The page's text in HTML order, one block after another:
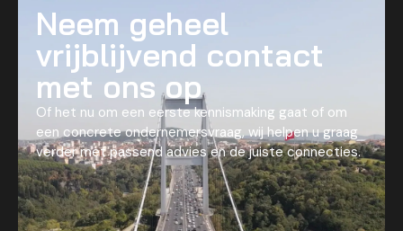
Neem geheel
vrijblijvend contact
met ons op
Of het nu om een eerste kennismaking gaat of om
een concrete ondernemersvraag, wij helpen u graag
verder met passend advies en de juiste connecties.